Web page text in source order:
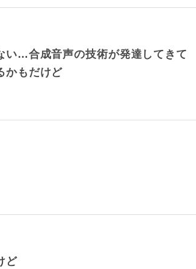
い…合成音声の技術が発達してきて
かもだけど
ど